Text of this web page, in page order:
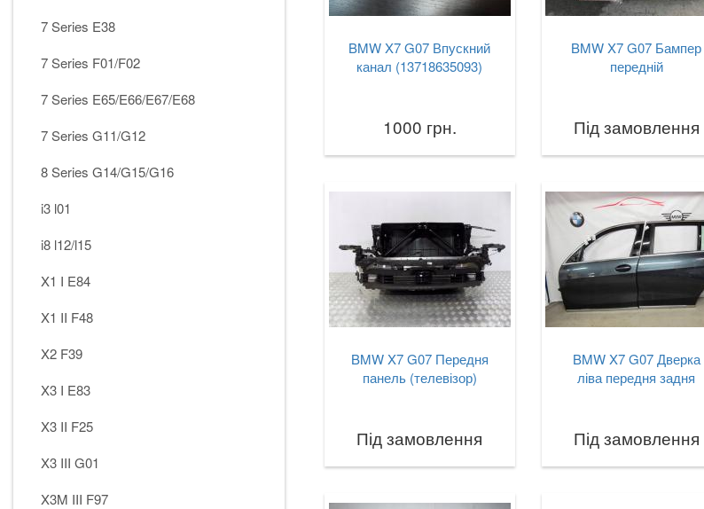
7 Series E38
7 Series F01/F02
7 Series E65/E66/E67/E68
7 Series G11/G12
8 Series G14/G15/G16
i3 l01
i8 l12/l15
X1 I E84
X1 II F48
X2 F39
X3 I E83
X3 II F25
X3 III G01
X3M III F97
BMW X7 G07 Впускний
канал (13718635093)
1000 грн.
BMW X7 G07 Бампер
передній
Під замовлення
BMW X7 G07 Передня
панель (телевізор)
Під замовлення
BMW X7 G07 Дверка
ліва передня задня
Під замовлення